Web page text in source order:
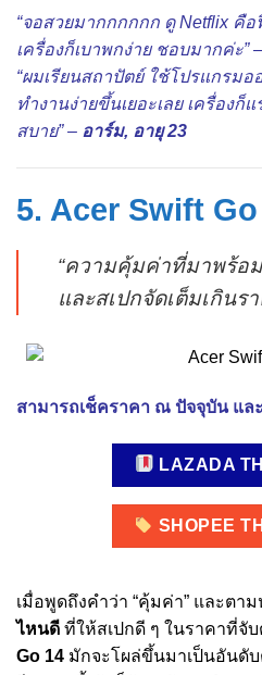
“จอสวยมากกกกกก ดู Netflix คื
เครื่องก็เบาพกง่าย ชอบมากค่ะ” –
“ผมเรียนสถาปัตย์ ใช้โปรแกรม
ทำงานง่ายขึ้นเยอะเลย เครื่องก็
สบาย” – อาร์ม, อายุ 23
5. Acer Swift
“ความคุ้มค่าที่มาพร้อ
และสเปกจัดเต็มเกินรา
สามารถเช็คราคา ณ ปัจจุบัน แล
LAZADA
SHOPEE
เมื่อพูดถึงคำว่า “คุ้มค่า” และตาม
ไหนดี ที่ให้สเปกดี ๆ ในราคาที่จั
Go 14 มักจะโผล่ขึ้นมาเป็นอันดั